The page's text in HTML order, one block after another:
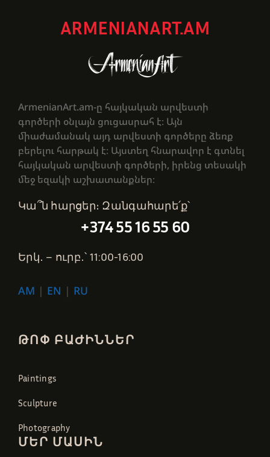
ARMENIANART.AM
ArmenianArt.am-ը հայկական արվեստի
գործերի օնլայն ցուցասրահ է։ Այն
միաժամանակ այդ արվեստի գործերը ձեռք
բերելու հարթակ է։ Այստեղ հնարավոր է գտնել
հայկական արվեստի գործերի, իրենց տեսակի
մեջ եզակի աշխատանքներ։
Կա՞ն հարցեր։ Զանգահարե՛ք՝
+374 55 16 55 60
Երկ․ – ուրբ․՝ 11:00-16:00
AM | EN | RU
ԹՈՓ ԲԱԺԻՆՆԵՐ
Paintings
Sculpture
Photography
ՄԵՐ ՄԱՍԻՆ